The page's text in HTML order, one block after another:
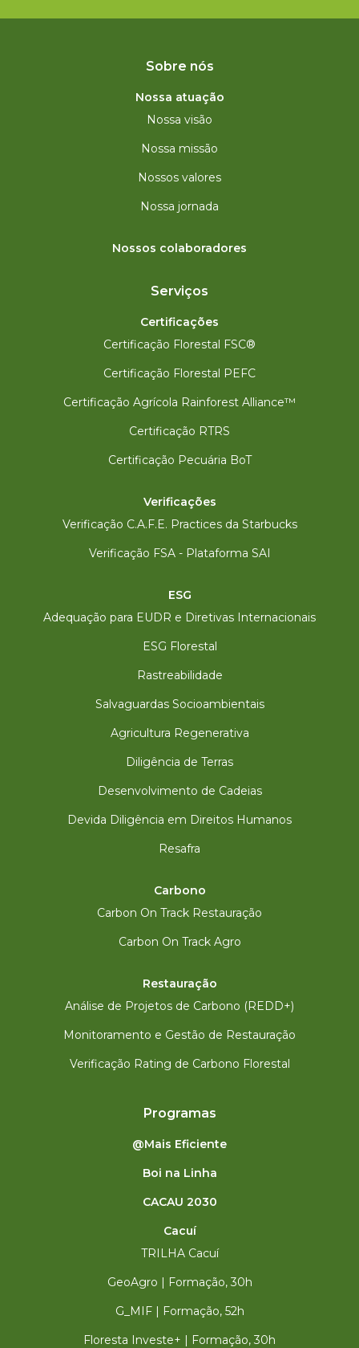
Sobre nós
Nossa atuação
Nossa visão
Nossa missão
Nossos valores
Nossa jornada
Nossos colaboradores
Serviços
Certificações
Certificação Florestal FSC®
Certificação Florestal PEFC
Certificação Agrícola Rainforest Alliance™
Certificação RTRS
Certificação Pecuária BoT
Verificações
Verificação C.A.F.E. Practices da Starbucks
Verificação FSA - Plataforma SAI
ESG
Adequação para EUDR e Diretivas Internacionais
ESG Florestal
Rastreabilidade
Salvaguardas Socioambientais
Agricultura Regenerativa
Diligência de Terras
Desenvolvimento de Cadeias
Devida Diligência em Direitos Humanos
Resafra
Carbono
Carbon On Track Restauração
Carbon On Track Agro
Restauração
Análise de Projetos de Carbono (REDD+)
Monitoramento e Gestão de Restauração
Verificação Rating de Carbono Florestal
Programas
@Mais Eficiente
Boi na Linha
CACAU 2030
Cacuí
TRILHA Cacuí
GeoAgro | Formação, 30h
G_MIF | Formação, 52h
Floresta Investe+ | Formação, 30h